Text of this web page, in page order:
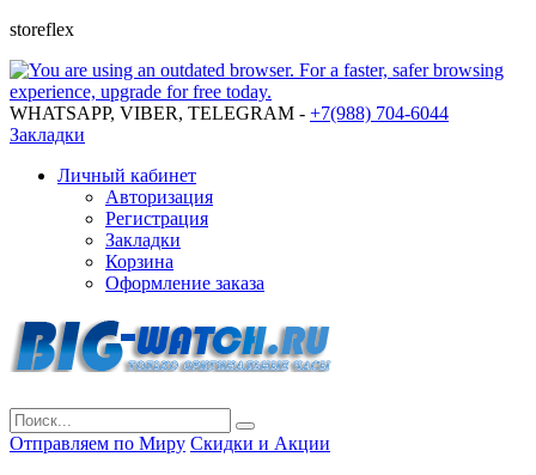
storeflex
WHATSAPP, VIBER, TELEGRAM - +7(988) 704-6044
Закладки
Личный кабинет
Авторизация
Регистрация
Закладки
Корзина
Оформление заказа
Отправляем по Миру Скидки и Акции